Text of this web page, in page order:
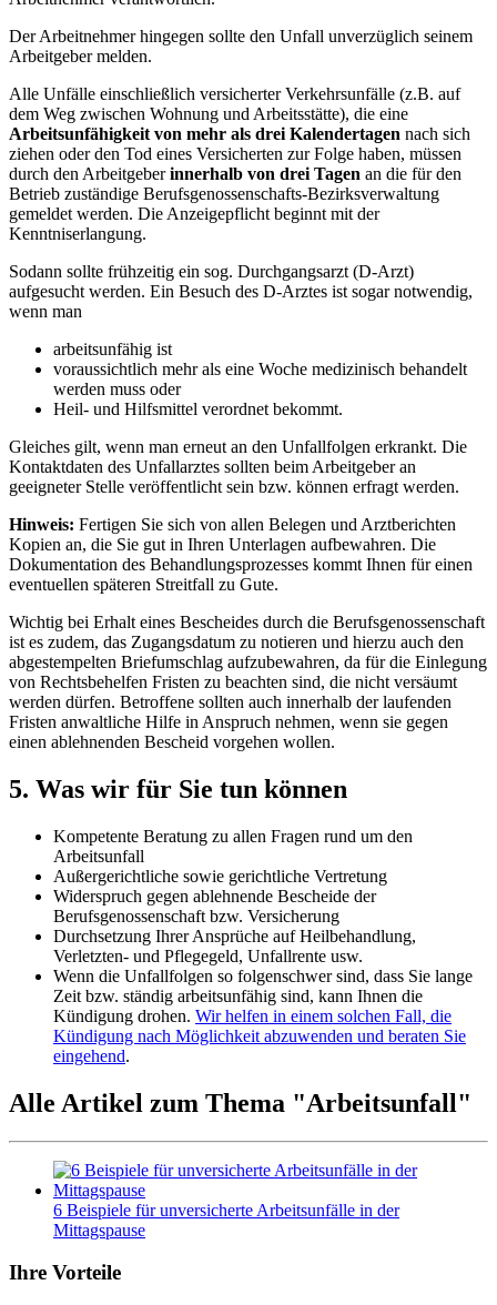
Der Arbeitnehmer hingegen sollte den Unfall unverzüglich seinem
Arbeitgeber melden.
Alle Unfälle einschließlich versicherter Verkehrsunfälle (z.B. auf
dem Weg zwischen Wohnung und Arbeitsstätte), die eine
Arbeitsunfähigkeit von mehr als drei Kalendertagen nach sich
ziehen oder den Tod eines Versicherten zur Folge haben, müssen
durch den Arbeitgeberinnerhalb von drei Tagen an die für den
Betrieb zuständige Berufsgenossenschafts-Bezirksverwaltung
gemeldet werden. Die Anzeigepflicht beginnt mit der
Kenntniserlangung.
Sodann sollte frühzeitig ein sog. Durchgangsarzt (D-Arzt)
aufgesucht werden. Ein Besuch des D-Arztes ist sogar notwendig,
wenn man
arbeitsunfähig ist
voraussichtlich mehr als eine Woche medizinisch behandelt
werden muss oder
Heil- und Hilfsmittel verordnet bekommt.
Gleiches gilt, wenn man erneut an den Unfallfolgen erkrankt. Die
Kontaktdaten des Unfallarztes sollten beim Arbeitgeber an
geeigneter Stelle veröffentlicht sein bzw. können erfragt werden.
Hinweis: Fertigen Sie sich von allen Belegen und Arztberichten
Kopien an, die Sie gut in Ihren Unterlagen aufbewahren. Die
Dokumentation des Behandlungsprozesses kommt Ihnen für einen
eventuellen späteren Streitfall zu Gute.
Wichtig bei Erhalt eines Bescheides durch die Berufsgenossenschaft
ist es zudem, das Zugangsdatum zu notieren und hierzu auch den
abgestempelten Briefumschlag aufzubewahren, da für die Einlegung
von Rechtsbehelfen Fristen zu beachten sind, die nicht versäumt
werden dürfen. Betroffene sollten auch innerhalb der laufenden
Fristen anwaltliche Hilfe in Anspruch nehmen, wenn sie gegen
einen ablehnenden Bescheid vorgehen wollen.
5. Was wir für Sie tun können
Kompetente Beratung zu allen Fragen rund um den
Arbeitsunfall
Außergerichtliche sowie gerichtliche Vertretung
Widerspruch gegen ablehnende Bescheide der
Berufsgenossenschaft bzw. Versicherung
Durchsetzung Ihrer Ansprüche auf Heilbehandlung,
Verletzten- und Pflegegeld, Unfallrente usw.
Wenn die Unfallfolgen so folgenschwer sind, dass Sie lange
Zeit bzw. ständig arbeitsunfähig sind, kann Ihnen die
Kündigung drohen. Wir helfen in einem solchen Fall, die
Kündigung nach Möglichkeit abzuwenden und beraten Sie
eingehend.
Alle Artikel zum Thema "Arbeitsunfall"
6 Beispiele für unversicherte Arbeitsunfälle in der
Mittagspause
Ihre Vorteile